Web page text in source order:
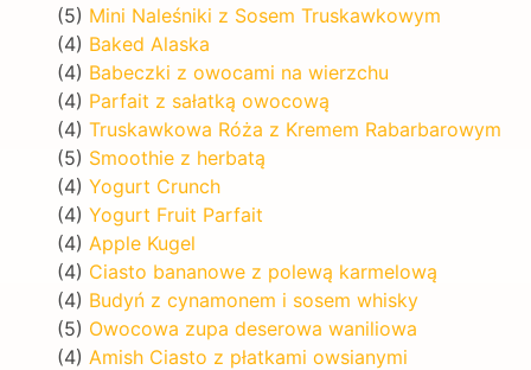
(5) Mini Naleśniki z Sosem Truskawkowym
(4) Baked Alaska
(4) Babeczki z owocami na wierzchu
(4) Parfait z sałatką owocową
(4) Truskawkowa Róża z Kremem Rabarbarowym
(5) Smoothie z herbatą
(4) Yogurt Crunch
(4) Yogurt Fruit Parfait
(4) Apple Kugel
(4) Ciasto bananowe z polewą karmelową
(4) Budyń z cynamonem i sosem whisky
(5) Owocowa zupa deserowa waniliowa
(4) Amish Ciasto z płatkami owsianymi